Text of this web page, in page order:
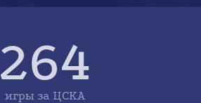
264
игры за ЦСКА